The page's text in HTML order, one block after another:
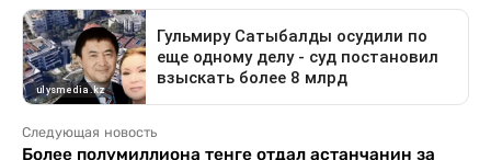
Следующая новость
Более полумиллиона тенге отдал астанчанин за